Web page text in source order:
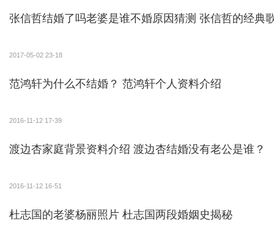
近日，全民星探用户爆料称在澳大利亚偶遇杜淳
线，担心她与杜淳恋情曝光影响演艺发展，也杜淳也
张信哲结婚了吗老婆是谁不婚原因猜测 张信哲的经典
2017-05-02 23-18
范鸿轩为什么不结婚？ 范鸿轩个人资料介绍
2016-11-12 17-39
渡边杏家庭背景资料介绍 渡边杏结婚没有老公是谁？
2016-11-12 16-51
杜志国的老婆杨丽照片 杜志国两段婚姻史揭秘